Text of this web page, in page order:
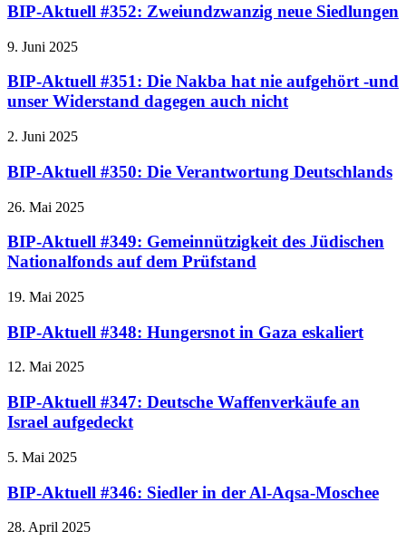
BIP-Aktuell #352: Zweiundzwanzig neue Siedlungen
9. Juni 2025
BIP-Aktuell #351: Die Nakba hat nie aufgehört -und
unser Widerstand dagegen auch nicht
2. Juni 2025
BIP-Aktuell #350: Die Verantwortung Deutschlands
26. Mai 2025
BIP-Aktuell #349: Gemeinnützigkeit des Jüdischen
Nationalfonds auf dem Prüfstand
19. Mai 2025
BIP-Aktuell #348: Hungersnot in Gaza eskaliert
12. Mai 2025
BIP-Aktuell #347: Deutsche Waffenverkäufe an
Israel aufgedeckt
5. Mai 2025
BIP-Aktuell #346: Siedler in der Al-Aqsa-Moschee
28. April 2025